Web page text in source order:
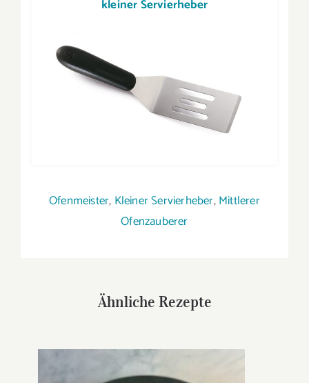
kleiner Servierheber
Ofenmeister, Kleiner Servierheber,Mittlerer
Ofenzauberer
Ähnliche Rezepte